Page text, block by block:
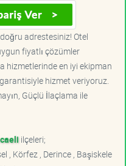
adrestesiniz! Otel
fiyatlı çözümler
hizmetlerinde en iyi ekipman
hizmet veriyoruz.
Güçlü İlaçlama ile
ilçeleri;
, Körfez , Derince , Başiskele